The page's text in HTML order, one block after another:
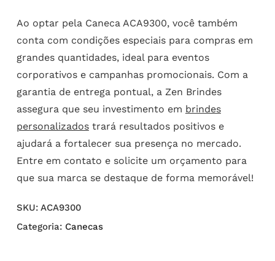
Ao optar pela Caneca ACA9300, você também
conta com condições especiais para compras em
grandes quantidades, ideal para eventos
corporativos e campanhas promocionais. Com a
garantia de entrega pontual, a Zen Brindes
assegura que seu investimento em brindes
personalizadostrará resultados positivos e
ajudará a fortalecer sua presença no mercado.
Entre em contato e solicite um orçamento para
que sua marca se destaque de forma memorável!
SKU: ACA9300
Categoria: Canecas